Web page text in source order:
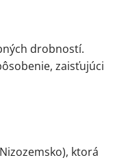
drobností.
zaisťujúci
ktorá